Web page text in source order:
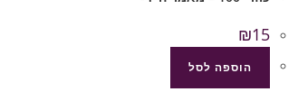
₪15
הוספה לסל